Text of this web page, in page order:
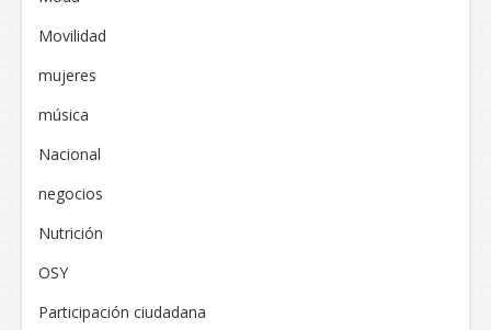
Movilidad
mujeres
música
Nacional
negocios
Nutrición
OSY
Participación ciudadana